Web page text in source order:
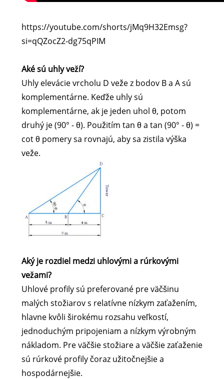
https://youtube.com/shorts/jMq9H32Emsg?
si=qQZocZ2-dg75qPIM
Aké sú uhly veží?
Uhly elevácie vrcholu D veže z bodov B a A sú
komplementárne. Keďže uhly sú
komplementárne, ak je jeden uhol θ, potom
druhý je (90° - θ). Použitím tan θ a tan (90° - θ) =
cot θ pomery sa rovnajú, aby sa zistila výška
veže.
Aký je rozdiel medzi uhlovými a rúrkovými
vežami?
Uhlové profily sú preferované pre väčšinu
malých stožiarov s relatívne nízkym zaťažením,
hlavne kvôli širokému rozsahu veľkostí,
jednoduchým pripojeniam a nízkym výrobným
nákladom. Pre väčšie stožiare a väčšie zaťaženie
sú rúrkové profily čoraz užitočnejšie a
hospodárnejšie.